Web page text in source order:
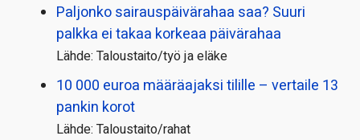
Paljonko sairauspäivä­rahaa saa? Suuri
palkka ei takaa korkeaa päivärahaa
Lähde: Taloustaito/työ ja eläke
10 000 euroa määräajaksi tilille – vertaile 13
pankin korot
Lähde: Taloustaito/rahat